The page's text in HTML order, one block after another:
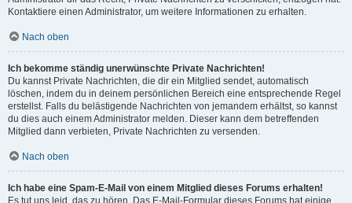
Kontaktiere einen Administrator, um weitere Informationen zu erhalten.
Nach oben
Ich bekomme ständig unerwünschte Private Nachrichten!
Du kannst Private Nachrichten, die dir ein Mitglied sendet, automatisch
löschen, indem du in deinem persönlichen Bereich eine entsprechende Regel
erstellst. Falls du belästigende Nachrichten von jemandem erhältst, so kannst
du dies auch einem Administrator melden. Dieser kann dem betreffenden
Mitglied dann verbieten, Private Nachrichten zu versenden.
Nach oben
Ich habe eine Spam-E-Mail von einem Mitglied dieses Forums erhalten!
Es tut uns leid, das zu hören. Das E-Mail-Formular dieses Forums hat einige